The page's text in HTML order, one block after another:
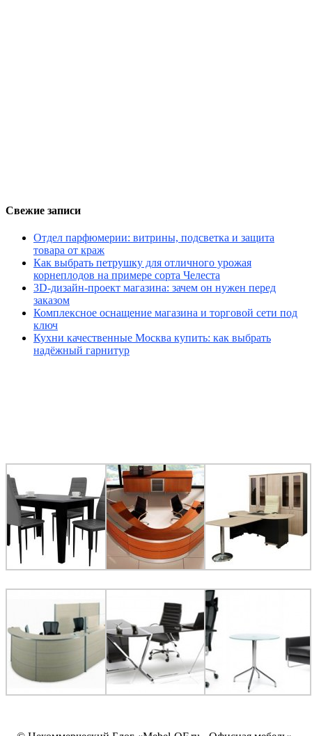
Свежие записи
Отдел парфюмерии: витрины, подсветка и защита
товара от краж
Как выбрать петрушку для отличного урожая
корнеплодов на примере сорта Челеста
3D-дизайн-проект магазина: зачем он нужен перед
заказом
Комплексное оснащение магазина и торговой сети под
ключ
Кухни качественные Москва купить: как выбрать
надёжный гарнитур